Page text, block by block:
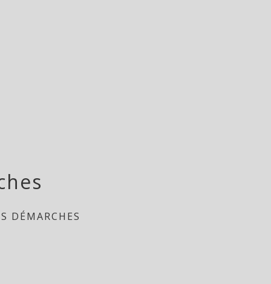
DÉMARCHES